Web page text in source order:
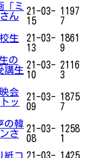
「ミ
ん
21-03-
15
1197
7
生
21-03-
13
1861
9
の
講生 21-03-
10
2116
3
会
ッ
21-03-
09
1875
7
の韓
さ
21-03-
08
1258
1
紙コ 21-03- 1425